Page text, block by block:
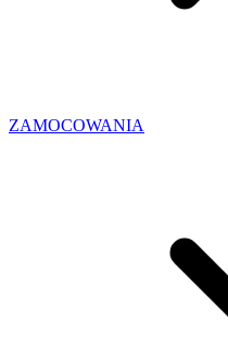
ZAMOCOWANIA